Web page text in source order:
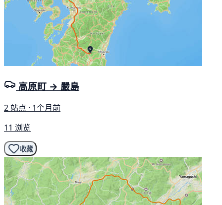
高原町 → 嚴島
2 站点 · 1个月前
11 浏览
收藏